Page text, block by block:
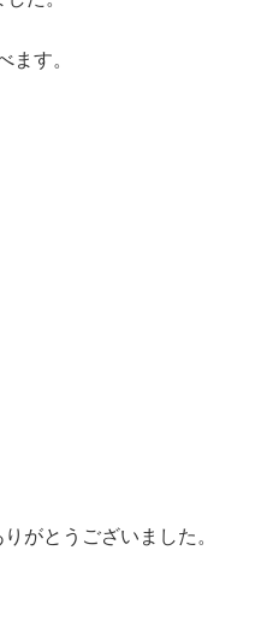
ます。
がとうございました。